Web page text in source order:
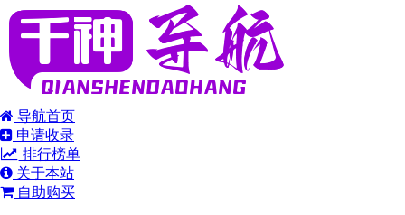
导航首页
申请收录
排行榜单
关于本站
自助购买